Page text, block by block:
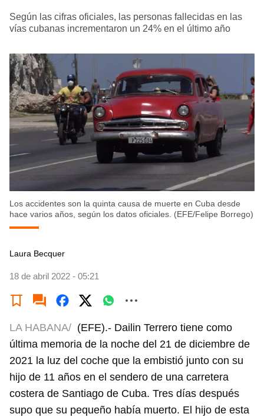
Según las cifras oficiales, las personas fallecidas en las
vías cubanas incrementaron un 24% en el último año
Los accidentes son la quinta causa de muerte en Cuba desde
hace varios años, según los datos oficiales. (EFE/Felipe Borrego)
Laura Becquer
18 de abril 2022 - 05:21
LA HABANA/ (EFE).- Dailin Terrero tiene como
última memoria de la noche del 21 de diciembre de
2021 la luz del coche que la embistió junto con su
hijo de 11 años en el sendero de una carretera
costera de Santiago de Cuba. Tres días después
supo que su pequeño había muerto. El hijo de esta